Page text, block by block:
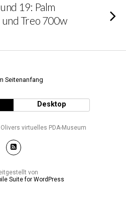
19: Palm
Treo 700w
Seitenanfang
Desktop
virtuelles PDA-Museum
von
Suite for WordPress